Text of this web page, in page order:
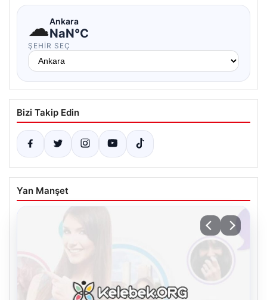
☁Ankara
NaN°C
ŞEHIR SEÇ
Bizi Takip Edin
Yan Manşet